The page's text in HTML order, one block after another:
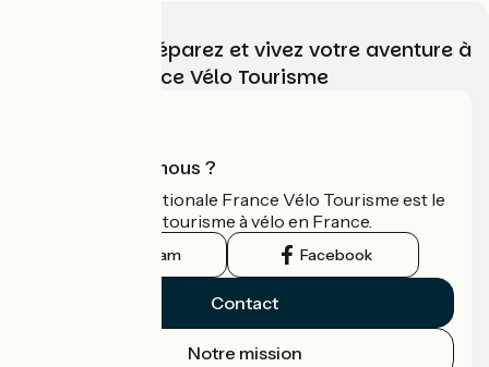
Choisissez, préparez et vivez votre aventure à
vélo avec France Vélo Tourisme
Qui sommes-nous ?
L'association nationale France Vélo Tourisme est le
guide officiel du tourisme à vélo en France.
Instagram Facebook
Contact
Notre mission